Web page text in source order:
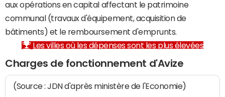
aux opérations en capital affectant le patrimoine
communal (travaux d'équipement, acquisition de
bâtiments) et le remboursement d'emprunts.
Les villes où les dépenses sont les plus élevées
Charges de fonctionnement d'Avize
(Source : JDN d'après ministère de l'Economie)